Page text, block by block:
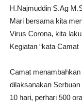
H.Najmuddin S.Ag
Mari bersama kita
Virus Corona, kita
Kegiatan “kata Camat
Camat
dilaksanakan
10 hari, perhari 500